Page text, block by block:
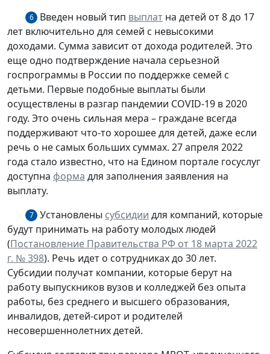
6 Введен новый тип выплат на детей от 8 до 17
лет включительно для семей с невысокими
доходами. Сумма зависит от дохода родителей. Это
еще одно подтверждение начала серьезной
госпрограммы в России по поддержке семей с
детьми. Первые подобные выплаты были
осуществлены в разгар пандемии COVID-19 в 2020
году. Это очень сильная мера – граждане всегда
поддерживают что-то хорошее для детей, даже если
речь о не самых больших суммах. 27 апреля 2022
года стало известно, что на Едином портале госуслуг
доступна форма для заполнения заявления на
выплату.
7 Установлены субсидии для компаний, которые
будут принимать на работу молодых людей
(Постановление Правительства РФ от 18 марта 2022
г. № 398). Речь идет о сотрудниках до 30 лет.
Субсидии получат компании, которые берут на
работу выпускников вузов и колледжей без опыта
работы, без среднего и высшего образования,
инвалидов, детей-сирот и родителей
несовершеннолетних детей.